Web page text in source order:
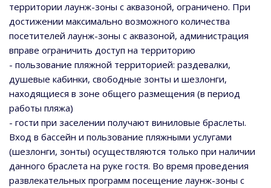
территории лаунж-зоны с аквазоной, ограничено. При
достижении максимально возможного количества
посетителей лаунж-зоны с аквазоной, администрация
вправе ограничить доступ на территорию
- пользование пляжной территорией: раздевалки,
душевые кабинки, свободные зонты и шезлонги,
находящиеся в зоне общего размещения (в период
работы пляжа)
- гости при заселении получают виниловые браслеты.
Вход в бассейн и пользование пляжными услугами
(шезлонги, зонты) осуществляются только при наличии
данного браслета на руке гостя. Во время проведения
развлекательных программ посещение лаунж-зоны с